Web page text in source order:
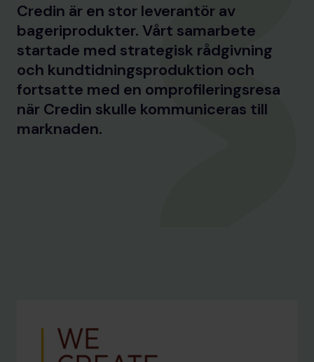
Credin är en stor leverantör av
bageriprodukter. Vårt samarbete
startade med strategisk rådgivning
och kundtidningsproduktion och
fortsatte med en omprofileringsresa
när Credin skulle kommuniceras till
marknaden.